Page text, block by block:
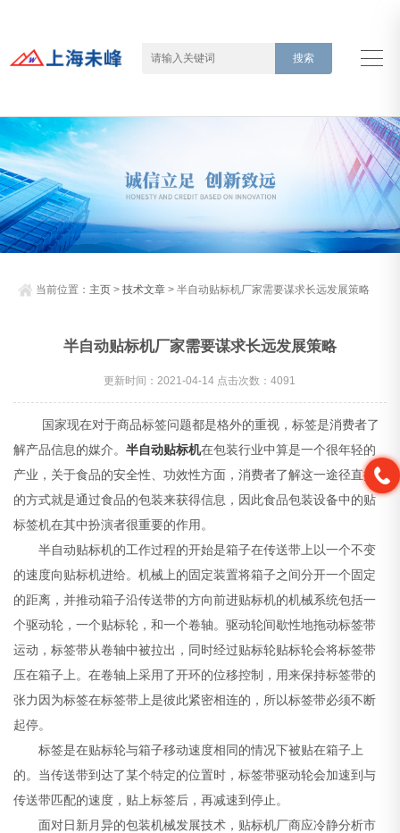
当前位置： 主页 >技术文章 > 半自动贴标机厂家需要谋求长远发展策略
半自动贴标机厂家需要谋求长远发展策略
更新时间：2021-04-14 点击次数：4091
国家现在对于商品标签问题都是格外的重视，标签是消费者了
解产品信息的媒介。半自动贴标机在包装行业中算是一个很年轻的
产业，关于食品的安全性、功效性方面，消费者了解这一途径直接
的方式就是通过食品的包装来获得信息，因此食品包装设备中的贴
标签机在其中扮演者很重要的作用。
半自动贴标机的工作过程的开始是箱子在传送带上以一个不变
的速度向贴标机进给。机械上的固定装置将箱子之间分开一个固定
的距离，并推动箱子沿传送带的方向前进贴标机的机械系统包括一
个驱动轮，一个贴标轮，和一个卷轴。驱动轮间歇性地拖动标签带
运动，标签带从卷轴中被拉出，同时经过贴标轮贴标轮会将标签带
压在箱子上。在卷轴上采用了开环的位移控制，用来保持标签带的
张力因为标签在标签带上是彼此紧密相连的，所以标签带必须不断
起停。
标签是在贴标轮与箱子移动速度相同的情况下被贴在箱子上
的。当传送带到达了某个特定的位置时，标签带驱动轮会加速到与
传送带匹配的速度，贴上标签后，再减速到停止。
面对日新月异的包装机械发展技术，贴标机厂商应冷静分析市